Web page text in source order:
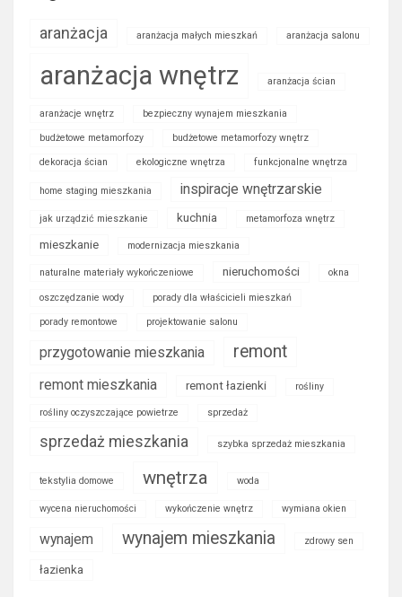
aranżacja aranżacja małych mieszkań aranżacja salonu
aranżacja wnętrz aranżacja ścian
aranżacje wnętrz bezpieczny wynajem mieszkania
budżetowe metamorfozy budżetowe metamorfozy wnętrz
dekoracja ścian ekologiczne wnętrza funkcjonalne wnętrza
home staging mieszkania inspiracje wnętrzarskie
jak urządzić mieszkanie kuchnia metamorfoza wnętrz
mieszkanie modernizacja mieszkania
naturalne materiały wykończeniowe nieruchomości okna
oszczędzanie wody porady dla właścicieli mieszkań
porady remontowe projektowanie salonu
przygotowanie mieszkania remont
remont mieszkania remont łazienki rośliny
rośliny oczyszczające powietrze sprzedaż
sprzedaż mieszkania szybka sprzedaż mieszkania
tekstylia domowe wnętrza woda
wycena nieruchomości wykończenie wnętrz wymiana okien
wynajem wynajem mieszkania zdrowy sen
łazienka